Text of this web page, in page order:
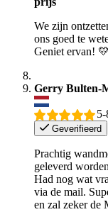
We zijn
ons goed te
Geniet ervan! 💛
Gerry Bulten-
Geverifieerd
Prachtig
geleverd
Had nog wat
via de mail.
en zal zeker de